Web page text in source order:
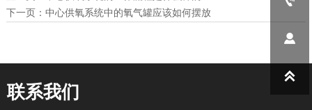
下一页： 中心供氧系统中的氧气罐应该如何摆放
联系我们

